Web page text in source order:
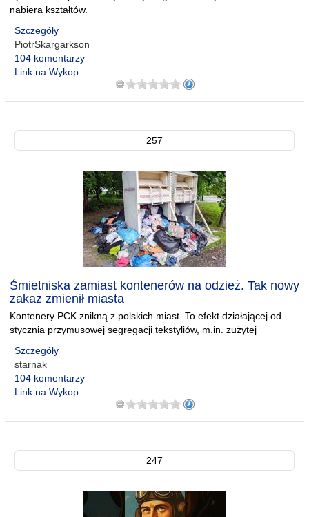
nabiera kształtów.
Szczegóły
PiotrSkargarkson
104 komentarzy
Link na Wykop
257
Śmietniska zamiast kontenerów na odzież. Tak nowy
zakaz zmienił miasta
Kontenery PCK znikną z polskich miast. To efekt działającej od
stycznia przymusowej segregacji tekstyliów, m.in. zużytej
Szczegóły
starnak
104 komentarzy
Link na Wykop
247